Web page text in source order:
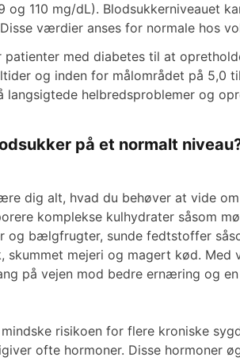
og 110 mg/dL). Blodsukkerniveauet
værdier anses for normale hos
med diabetes til at
og inden for målområdet på 5,0
helbredsproblemer og
på et normalt
dig alt, hvad du behøver at vide
komplekse kulhydrater såsom
og bælgfrugter, sunde fedtstoffer
mejeri og magert kød. Med
på vejen mod bedre ernæring og
risikoen for flere kroniske
ofte hormoner. Disse hormoner